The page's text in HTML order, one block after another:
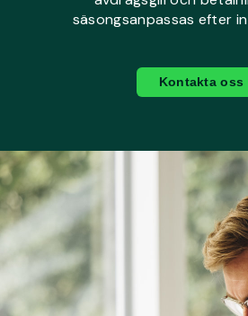
säsongsanpassas efter
Kontakta oss